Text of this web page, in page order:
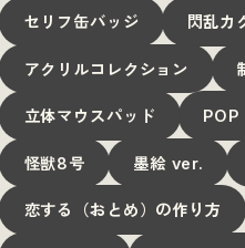
セリフ缶バッジ 閃乱カ
アクリルコレクション
立体マウスパッド
怪獣8号 墨絵 ver.
恋する（おとめ）の作り方